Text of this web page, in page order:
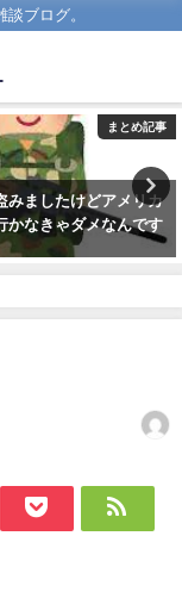
ブログ。
まとめ記事
歌手の橋幸夫さん 車の運
を返納 80歳の誕生日を